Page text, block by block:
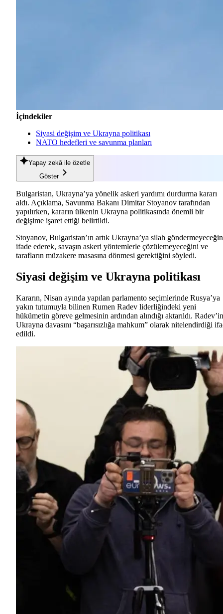
İçindekiler
Siyasi değişim ve Ukrayna politikası
NATO hedefleri ve savunma planları
Yapay zekâ ile özetle
Göster
Bulgaristan, Ukrayna’ya yönelik askeri yardımı durdurma kararı
aldı. Açıklama, Savunma Bakanı Dimitar Stoyanov tarafından
yapılırken, kararın ülkenin Ukrayna politikasında önemli bir
değişime işaret ettiği belirtildi.
Stoyanov, Bulgaristan’ın artık Ukrayna’ya silah
ifade ederek, savaşın askeri yöntemlerle çözülemeyeceğini ve
tarafların müzakere masasına dönmesi gerektiğini söyledi.
Siyasi değişim ve Ukrayna politikası
Kararın, Nisan ayında yapılan parlamento seçimlerinde Rusya’ya
yakın tutumuyla bilinen Rumen Radev liderliğindeki yeni
hükümetin göreve gelmesinin ardından alındığı aktarıldı. Radev’in
Ukrayna davasını “başarısızlığa mahkum” olarak nitelendirdiği
edildi.